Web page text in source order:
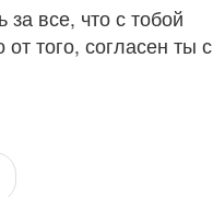
все, что с тобой
того, согласен ты с